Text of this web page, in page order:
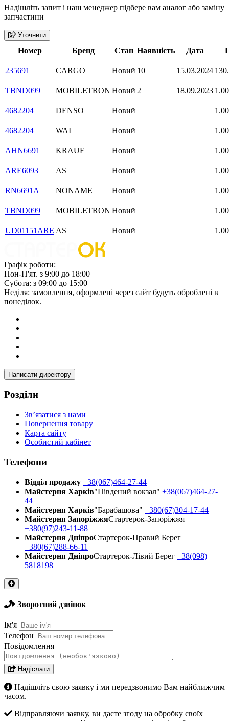
Надішліть запит і наш менеджер підбере вам аналог або заміну
запчастини
Уточнити
Номер Бренд Стан Наявність Дата
235691 CARGO Новий 10 15.03.2024
TBND099 MOBILETRON Новий 2 18.09.2023
4682204 DENSO Новий
4682204 WAI Новий
AHN6691 KRAUF Новий
ARE6093 AS Новий
RN6691A NONAME Новий
TBND099 MOBILETRON Новий
UD01151ARE AS Новий
Графік роботи:
Пон-П'ят. з 9:00 до 18:00
Субота: з 09:00 до 15:00
Неділя: замовлення, оформлені через сайт будуть оброблені в
понеділок.
Написати директору
Розділи
Зв’язатися з нами
Повернення товару
Карта сайту
Особистий кабінет
Телефони
Відділ продажу +38(067)464-27-44
Майстерня Харків"Південий вокзал" +38(067)464-27-
44
Майстерня Харків"Барабашова" +380(67)304-17-44
Майстерня ЗапоріжжяСтартерок-Запоріжжя
+380(97)243-11-88
Майстерня ДнiпроСтартерок-Правий Берег
+380(67)288-66-11
Майстерня ДнiпроСтартерок-Лівий Берег +38(098)
5818198
Зворотний дзвінок
Ім'я
Телефон
Повідомлення
Надіслати
Надішліть свою заявку і ми передзвонимо Вам найближчим
часом.
Відправляючи заявку, ви даєте згоду на обробку своїх